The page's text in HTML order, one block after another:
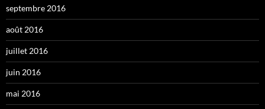
septembre 2016
août 2016
juillet 2016
juin 2016
mai 2016